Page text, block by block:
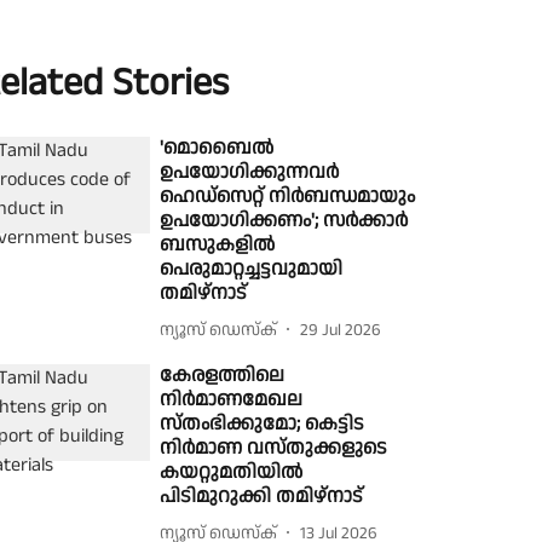
Stories
'മൊബൈല്‍
ഉപയോഗിക്കുന്നവര്‍
ഹെഡ്സെറ്റ് നിര്‍ബന്ധമായും
ഉപയോഗിക്കണം'; സർക്കാർ
ബസുകളിൽ
പെരുമാറ്റച്ചട്ടവുമായി
തമിഴ്നാട്
ന്യൂസ് ഡെസ്ക് 29 Jul 2026
കേരളത്തിലെ
നിർമാണമേഖല
സ്തംഭിക്കുമോ; കെട്ടിട
നിർമാണ വസ്തുക്കളുടെ
കയറ്റുമതിയിൽ
പിടിമുറുക്കി തമിഴ്നാട്
ന്യൂസ് ഡെസ്ക് 13 Jul 2026